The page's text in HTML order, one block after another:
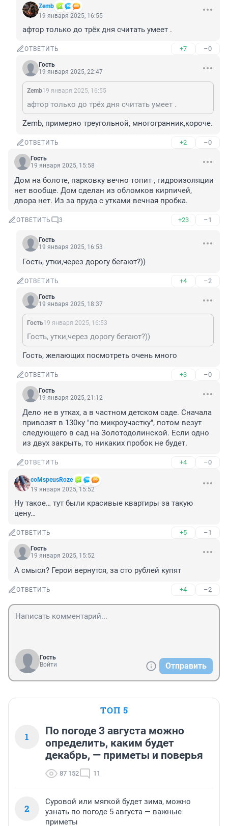
Zemb
19 января 2025, 16:55
афтор только до трёх дня считать умеет .
ОТВЕТИТЬ +7 –0
Гость
19 января 2025, 22:47
Zemb19 января 2025, 16:55
афтор только до трёх дня считать умеет .
Zemb, примерно треугольной, многогранник,короче.
ОТВЕТИТЬ +2 –0
Гость
19 января 2025, 15:58
Дом на болоте, парковку вечно топит , гидроизоляции
нет вообще. Дом сделан из обломков кирпичей,
двора нет. Из за пруда с утками вечная пробка.
ОТВЕТИТЬ 3 +23 –1
Гость
19 января 2025, 16:53
Гость, утки,через дорогу бегают?))
ОТВЕТИТЬ +4 –2
Гость
19 января 2025, 18:37
Гость19 января 2025, 16:53
Гость, утки,через дорогу бегают?))
Гость, желающих посмотреть очень много
ОТВЕТИТЬ +3 –0
Гость
19 января 2025, 21:12
Дело не в утках, а в частном детском саде. Сначала
привозят в 130ку "по микроучастку", потом везут
следующего в сад на Золотодолинской. Если одно
из двух закрыть, то никаких пробок не будет.
ОТВЕТИТЬ +4 –0
coMspeusRoze
19 января 2025, 15:52
Ну такое… тут были красивые квартиры за такую
цену…
ОТВЕТИТЬ +5 –1
Гость
19 января 2025, 15:52
А смысл? Герои вернутся, за сто рублей купят
ОТВЕТИТЬ +4 –2
Гость
Войти
Отправить
ТОП 5
1
По погоде 3 августа можно
определить, каким будет
декабрь, — приметы и поверья
87 152 11
2
Суровой или мягкой будет зима, можно
узнать по погоде 5 августа — важные
приметы